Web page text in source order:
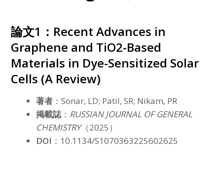
論文1：Recent Advances in
Graphene and TiO2-Based
Materials in Dye-Sensitized Solar
Cells (A Review)
著者 ：Sonar, LD; Patil, SR; Nikam, PR
掲載誌： RUSSIAN JOURNAL OF GENERAL
CHEMISTRY（2025）
DOI ：10.1134/S1070363225602625